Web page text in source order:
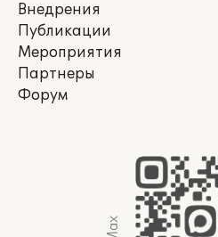
Внедрения
Публикации
Мероприятия
Партнеры
Форум